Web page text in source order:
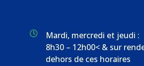

Mardi, mercredi et jeudi :
8h30 – 12h00< & sur
dehors de ces horaires